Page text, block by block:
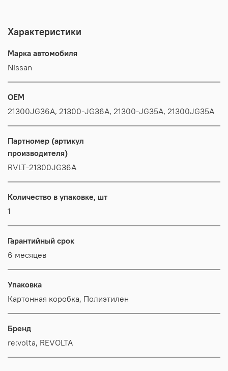
Характеристики
Марка автомобиля
Nissan
OEM
21300JG36A, 21300-JG36A, 21300-JG35A, 21300JG35A
Партномер (артикул
производителя)
RVLT-21300JG36A
Количество в упаковке, шт
1
Гарантийный срок
6 месяцев
Упаковка
Картонная коробка, Полиэтилен
Бренд
re:volta, REVOLTA